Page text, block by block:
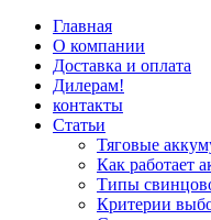
Главная
О компании
Доставка и оплата
Дилерам!
контакты
Статьи
Тяговые
Как работает
Типы
Критерии